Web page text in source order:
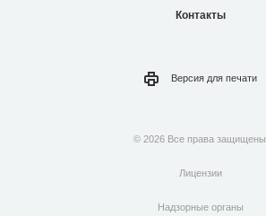
Контакты
Версия для печати
© 2026 Все права защищены.
Лицензии
Надзорные органы